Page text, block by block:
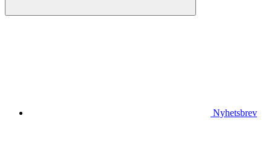
Nyhetsbrev